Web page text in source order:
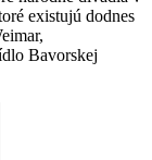
existujú dodnes
Bavorskej